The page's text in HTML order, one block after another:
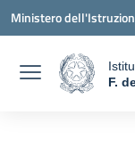
Vai ai contenuti
Vai al menu di
Vai al footer
Ministero
F.